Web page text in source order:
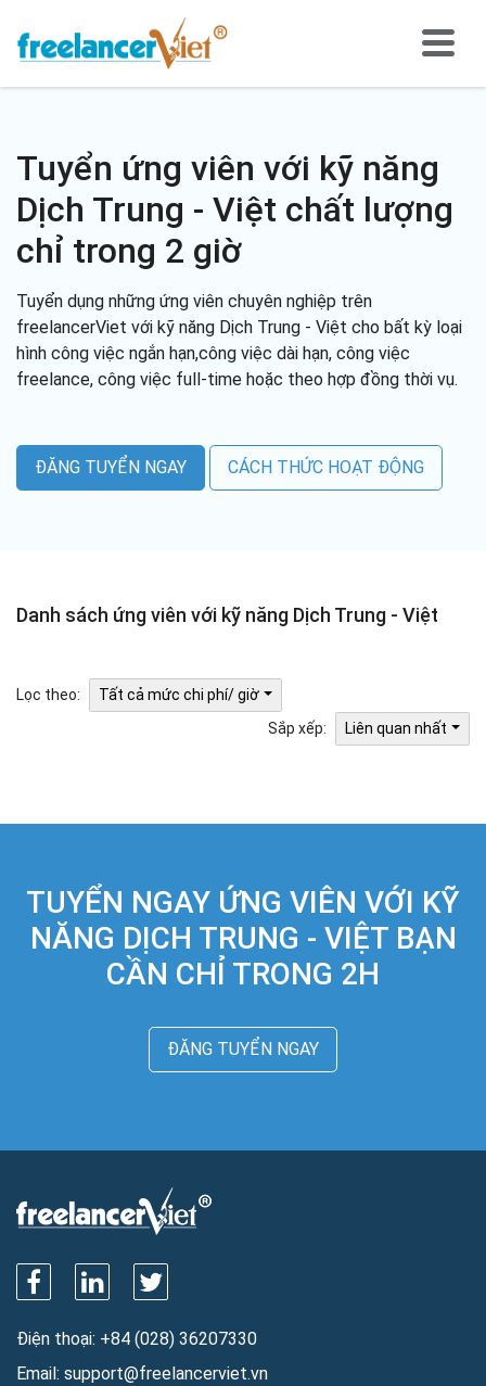
Tuyển ứng viên với kỹ năng
Dịch Trung - Việt chất lượng
chỉ trong 2 giờ
Tuyển dụng những ứng viên chuyên nghiệp trên
freelancerViet với kỹ năng Dịch Trung - Việt cho bất kỳ loại
hình công việc ngắn hạn,công việc dài hạn, công việc
freelance, công việc full-time hoặc theo hợp đồng thời vụ.
ĐĂNG TUYỂN NGAY CÁCH THỨC HOẠT ĐỘNG
Danh sách ứng viên với kỹ năng Dịch Trung - Việt
Lọc theo:
Tất cả mức chi phí/ giờ
Sắp xếp:
Liên quan nhất
TUYỂN NGAY ỨNG VIÊN VỚI KỸ
NĂNG DỊCH TRUNG - VIỆT BẠN
CẦN CHỈ TRONG 2H
ĐĂNG TUYỂN NGAY
Điện thoại: +84 (028) 36207330
Email: support@freelancerviet.vn